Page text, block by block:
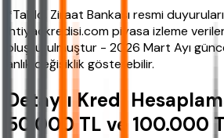
*Tablo, Ziraat Bankası resmi
ihtiyackredisi.com piyasa izleme
oluşturulmuştur - 2026 Mart Ayı
anlık değişiklik gösterebilir.
Detaylı Kredi
50.000 TL ve 100.000